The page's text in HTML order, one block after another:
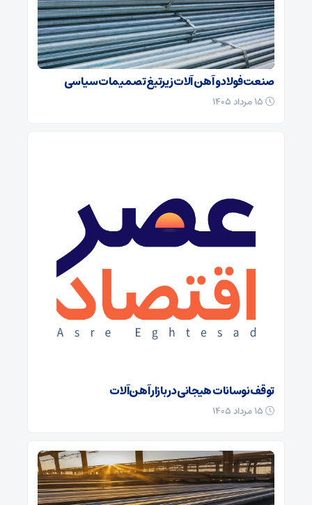
صنعت فولاد و آهن آلات زیر‌تیغ تصمیمات سیاسی
توقف نوسانات هیجانی در بازار آهن‌آلات